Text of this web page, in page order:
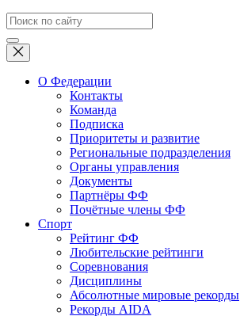
О Федерации
Контакты
Команда
Подписка
Приоритеты и развитие
Региональные подразделения
Органы управления
Документы
Партнёры ФФ
Почётные члены ФФ
Спорт
Рейтинг ФФ
Любительские рейтинги
Соревнования
Дисциплины
Абсолютные мировые рекорды
Рекорды AIDA